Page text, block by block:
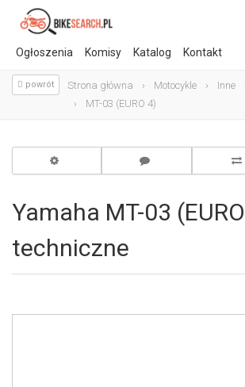
Ogłoszenia Komisy Katalog Kontakt
powrót Strona główna Motocykle Inne
MT-03 (EURO 4)
Yamaha MT-03
techniczne